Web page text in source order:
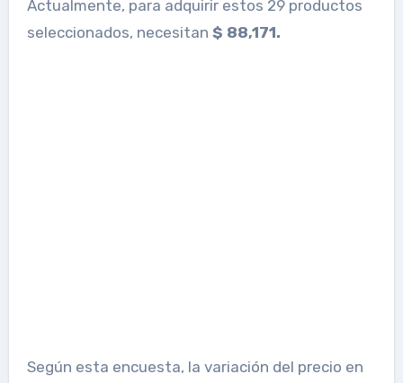
Actualmente, para adquirir estos 29 productos
seleccionados, necesitan $ 88,171.
Según esta encuesta, la variación del precio en